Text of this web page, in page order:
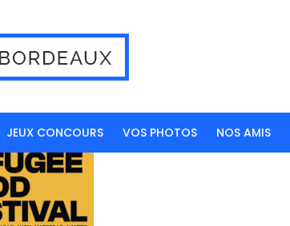
JEUX CONCOURS VOS PHOTOS NOS AMIS